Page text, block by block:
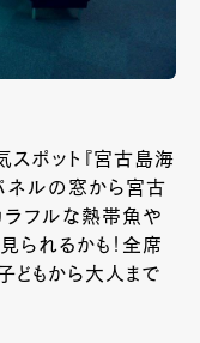
ポット『宮古島海
ネルの窓から宮古
ラフルな熱帯魚や
られるかも！全席
どもから大人まで